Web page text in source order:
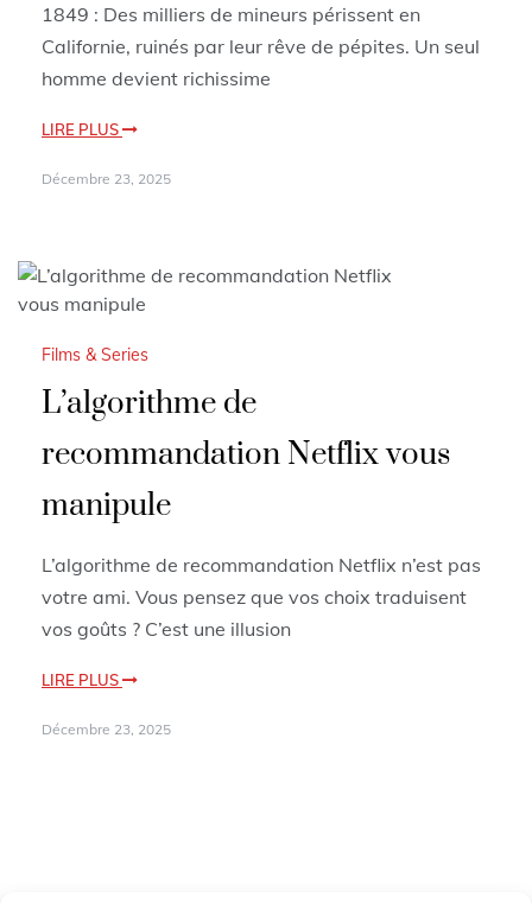
1849 : Des milliers de mineurs périssent en
Californie, ruinés par leur rêve de pépites. Un seul
homme devient richissime
LIRE PLUS
Décembre 23, 2025
Films & Series
L’algorithme de
recommandation Netflix vous
manipule
L’algorithme de recommandation Netflix n’est pas
votre ami. Vous pensez que vos choix traduisent
vos goûts ? C’est une illusion
LIRE PLUS
Décembre 23, 2025